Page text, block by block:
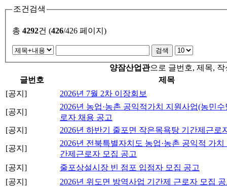
조건검색
총 4292건 (426/426 페이지)
양잠산업관으로 글번호, 제목,
글번호
제목
[공지]
2026년 7월 2차 이장회보
[공지]
2026년 농업·농촌 공익적가치 지원사업(농민
로자 채용 공고
[공지]
2026년 하반기 줄포면 작은목욕탕 기간제근로
[공지]
2026년 전북특별자치도 농업·농촌 공익적 가
간제근로자 모집 공고
[공지]
줄포상설시장 빈 점포 입점자 모집 공고
[공지]
2026년 위도면 방역사업 기간제 근로자 모집